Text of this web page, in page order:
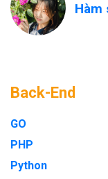
Hàm
Back-End
GO
PHP
Python